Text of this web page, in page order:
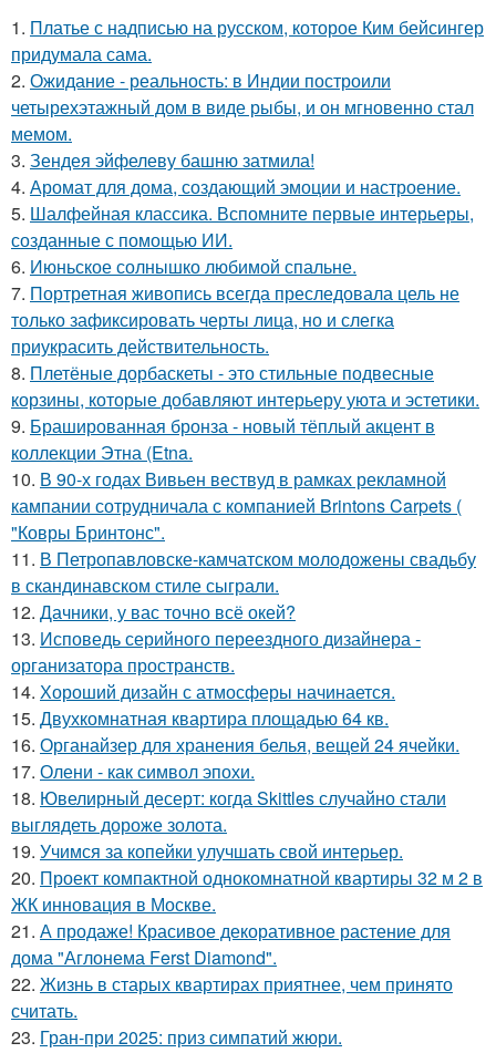
1. Платье с надписью на русском, которое Ким бейсингер
придумала сама.
2. Ожидание - реальность: в Индии построили
четырехэтажный дом в виде рыбы, и он мгновенно стал
мемом.
3. Зендея эйфелеву башню затмила!
4. Аромат для дома, создающий эмоции и настроение.
5. Шалфейная классика. Вспомните первые интерьеры,
созданные с помощью ИИ.
6. Июньское солнышко любимой спальне.
7. Портретная живопись всегда преследовала цель не
только зафиксировать черты лица, но и слегка
приукрасить действительность.
8. Плетёные дорбаскеты - это стильные подвесные
корзины, которые добавляют интерьеру уюта и эстетики.
9. Брашированная бронза - новый тёплый акцент в
коллекции Этна (Etna.
10. В 90-х годах Вивьен вествуд в рамках рекламной
кампании сотрудничала с компанией Brintons Carpets (
"Ковры Бринтонс".
11. В Петропавловске-камчатском молодожены свадьбу
в скандинавском стиле сыграли.
12. Дачники, у вас точно всё окей?
13. Исповедь серийного переездного дизайнера -
организатора пространств.
14. Хороший дизайн с атмосферы начинается.
15. Двухкомнатная квартира площадью 64 кв.
16. Органайзер для хранения белья, вещей 24 ячейки.
17. Олени - как символ эпохи.
18. Ювелирный десерт: когда Skittles случайно стали
выглядеть дороже золота.
19. Учимся за копейки улучшать свой интерьер.
20. Проект компактной однокомнатной квартиры 32 м 2 в
ЖК инновация в Москве.
21. А продаже! Красивое декоративное растение для
дома "Аглонема Ferst Diamond".
22. Жизнь в старых квартирах приятнее, чем принято
считать.
23. Гран-при 2025: приз симпатий жюри.